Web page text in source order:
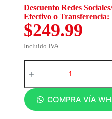
Descuento Redes
Efectivo o Transferencia:
$249.99
Incluido IVA
COMPRA VÍA